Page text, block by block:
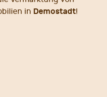
in Demostadt!